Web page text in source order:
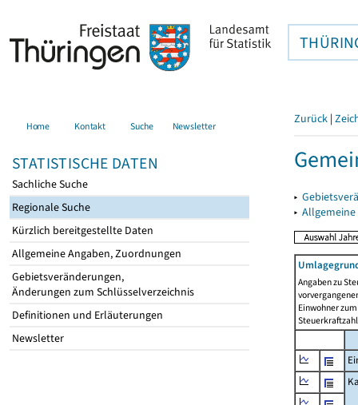
Home Kontakt Suche Newsletter
STATISTISCHE DATEN
Sachliche Suche
Regionale Suche
Kürzlich bereitgestellte Daten
Allgemeine Angaben, Zuordnungen
Gebietsveränderungen,
Änderungen zum Schlüsselverzeichnis
Definitionen und Erläuterungen
Newsletter
Zurück |
▸
▸
Angaben zu
Einwohner